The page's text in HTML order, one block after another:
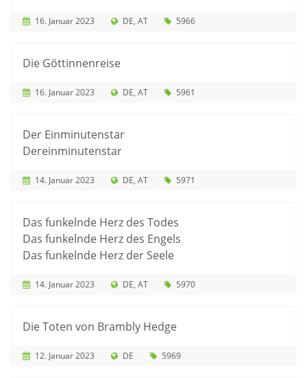
16. Januar 2023 DE AT 5966
Die Göttinnenreise
16. Januar 2023 DE AT 5961
Der Einminutenstar
Dereinminutenstar
14. Januar 2023 DE AT 5971
Das funkelnde Herz des Todes
Das funkelnde Herz des Engels
Das funkelnde Herz der Seele
14. Januar 2023 DE AT 5970
Die Toten von Brambly Hedge
12. Januar 2023 DE 5969